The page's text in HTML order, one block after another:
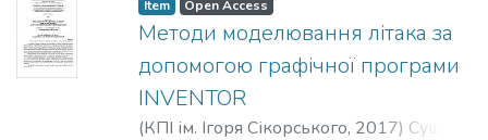
Item Open Access
Методи моделювання літака за
допомогою графічної програми
INVENTOR
(КПІ ім. Ігоря Сікорського, 2017) Сущук,